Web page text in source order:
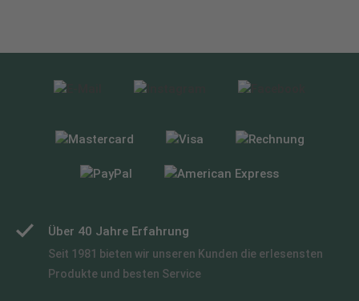
Über 40 Jahre Erfahrung
Seit 1981 bieten wir unseren Kunden die erlesensten
Produkte und besten Service